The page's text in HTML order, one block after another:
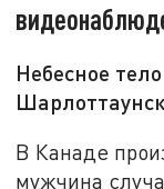
Небесное
В Канаде
мужчина